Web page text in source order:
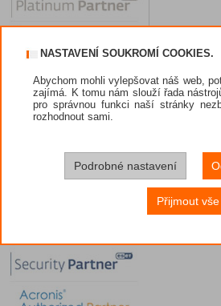
NASTAVENÍ SOUKROMÍ COOKIES.
Abychom mohli vylepšovat náš web,
zajímá. K tomu nám slouží řada
pro správnou funkci naší stránky
rozhodnout sami.
Podrobné nastavení
Přijmout vše